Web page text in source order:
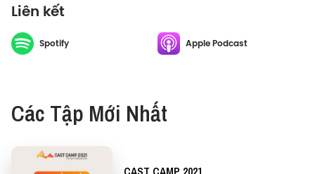
Liên kết
Spotify Apple Podcast
Các Tập Mới Nhất